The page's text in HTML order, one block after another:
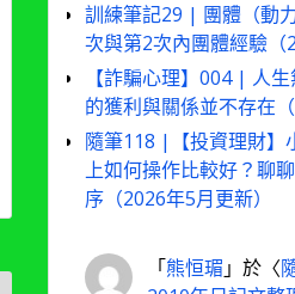
訓練筆記29 | 團體（動
次與第2次內團體經驗（
【詐騙心理】004 | 人
的獲利與關係並不存在
隨筆118 |【投資理財】
上如何操作比較好？聊
序（2026年5月更新）
「熊恒瑂 」於〈